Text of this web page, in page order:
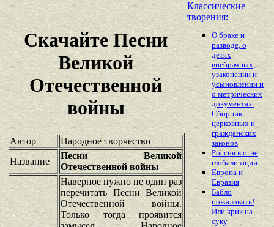
Скачайте Песни
Великой
Отечественной
войны
Автор
Народное творчество
Название
Песни Великой
Отечественной войны
Наверное нужно не один раз
перечитать Песни Великой
Отечественной войны.
Только тогда проявится
Классические
творения:
О браке и
разводе, о
детях
внебрачных,
узаконении и
усыновлении и
о метрических
документах.
Сборник
церковных и
гражданских
законов
Россия в огне
глобализации
Европа и
Евразия
Бабло
пожаловать!
Или крик на
суку